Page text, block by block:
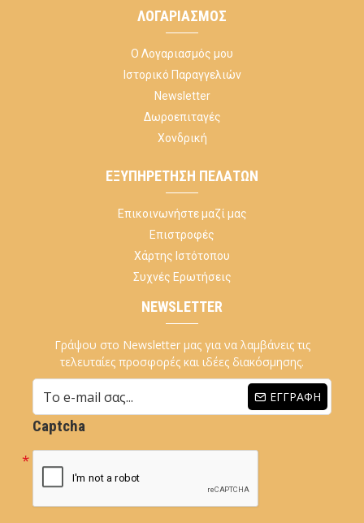
ΛΟΓΑΡΙΑΣΜΌΣ
Ο Λογαριασμός μου
Ιστορικό Παραγγελιών
Newsletter
Δωροεπιταγές
Χονδρική
ΕΞΥΠΗΡΈΤΗΣΗ ΠΕΛΑΤΏΝ
Επικοινωνήστε μαζί μας
Επιστροφές
Χάρτης Ιστότοπου
Συχνές Ερωτήσεις
NEWSLETTER
Γράψου στο Newsletter μας για να λαμβάνεις τις
τελευταίες προσφορές και ιδέες διακόσμησης.
ΕΓΓΡΑΦΉ
Captcha